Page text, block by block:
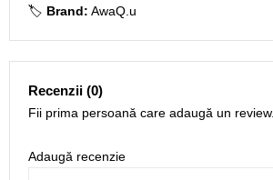
🏷️ Brand: AwaQ.u
Recenzii (0)
Fii prima persoană care adaugă un review.
Adaugă recenzie